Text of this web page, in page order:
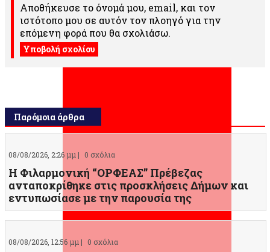
Αποθήκευσε το όνομά μου, email, και τον
ιστότοπο μου σε αυτόν τον πλοηγό για την
επόμενη φορά που θα σχολιάσω.
Παρόμοια άρθρα
08/08/2026, 2:26 μμ | 0 σχόλια
Η Φιλαρμονική “ΟΡΦΕΑΣ” Πρέβεζας
ανταποκρίθηκε στις προσκλήσεις Δήμων και
εντυπωσίασε με την παρουσία της
08/08/2026, 12:56 μμ | 0 σχόλια